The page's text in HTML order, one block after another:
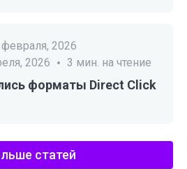
2026
2026 3 мин. на чтение
форматы Direct Click
статей